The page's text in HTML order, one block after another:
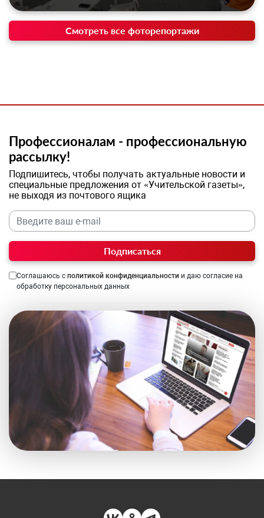
Смотреть все фоторепортажи
Профессионалам - профессиональную
рассылку!
Подпишитесь, чтобы получать актуальные новости и
специальные предложения от «Учительской газеты»,
не выходя из почтового ящика
Подписаться
Соглашаюсь с политикой конфиденциальности и даю согласие на
обработку персональных данных